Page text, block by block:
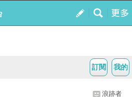
我的
訂閱
浪跡者